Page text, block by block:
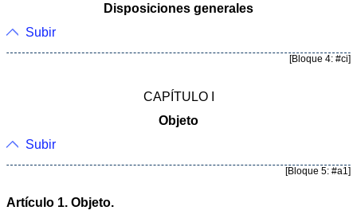
Disposiciones generales
Subir
[Bloque 4: #ci]
CAPÍTULO I
Objeto
Subir
[Bloque 5: #a1]
Artículo 1. Objeto.